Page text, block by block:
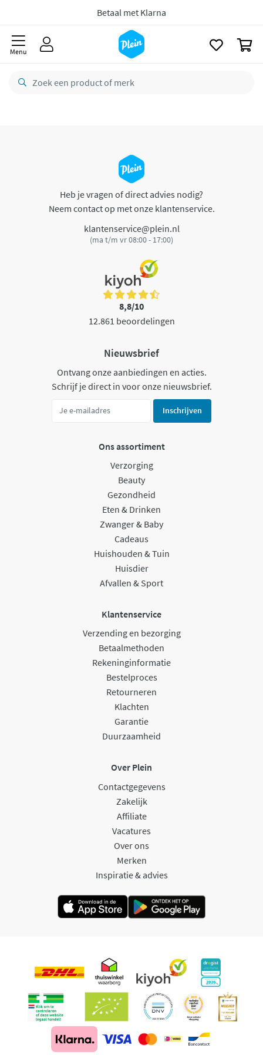
Betaal met Klarna
Menu
Heb je vragen of direct advies nodig?
Neem contact op met onze klantenservice.
klantenservice@plein.nl
(ma t/m vr 08:00 - 17:00)
8,8/10
12.861 beoordelingen
Nieuwsbrief
Ontvang onze aanbiedingen en acties.
Schrijf je direct in voor onze nieuwsbrief.
Inschrijven
Ons assortiment
Verzorging
Beauty
Gezondheid
Eten & Drinken
Zwanger & Baby
Cadeaus
Huishouden & Tuin
Huisdier
Afvallen & Sport
Klantenservice
Verzending en bezorging
Betaalmethoden
Rekeninginformatie
Bestelproces
Retourneren
Klachten
Garantie
Duurzaamheid
Over Plein
Contactgegevens
Zakelijk
Affiliate
Vacatures
Over ons
Merken
Inspiratie & advies